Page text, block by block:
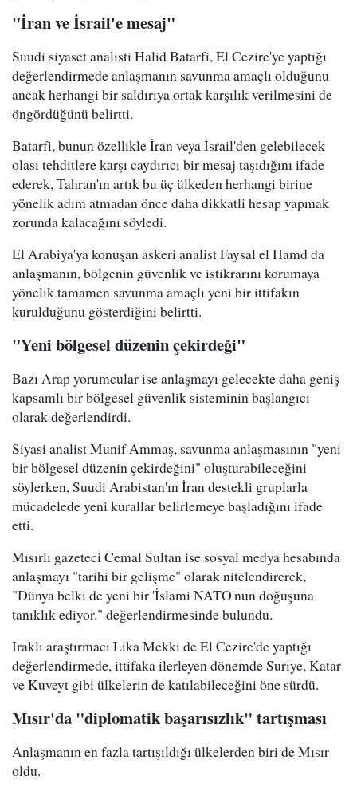
"İran ve İsrail'e mesaj"
Suudi siyaset analisti Halid Batarfi, El Cezire'ye yaptığı
değerlendirmede anlaşmanın savunma amaçlı olduğunu
ancak herhangi bir saldırıya ortak karşılık verilmesini de
öngördüğünü belirtti.
Batarfi, bunun özellikle İran veya İsrail'den gelebilecek
olası tehditlere karşı caydırıcı bir mesaj taşıdığını ifade
ederek, Tahran'ın artık bu üç ülkeden herhangi birine
yönelik adım atmadan önce daha dikkatli hesap yapmak
zorunda kalacağını söyledi.
El Arabiya'ya konuşan askeri analist Faysal el Hamd da
anlaşmanın, bölgenin güvenlik ve istikrarını korumaya
yönelik tamamen savunma amaçlı yeni bir ittifakın
kurulduğunu gösterdiğini belirtti.
"Yeni bölgesel düzenin çekirdeği"
Bazı Arap yorumcular ise anlaşmayı gelecekte daha geniş
kapsamlı bir bölgesel güvenlik sisteminin başlangıcı
olarak değerlendirdi.
Siyasi analist Munif Ammaş, savunma anlaşmasının "yeni
bir bölgesel düzenin çekirdeğini" oluşturabileceğini
söylerken, Suudi Arabistan'ın İran destekli gruplarla
mücadelede yeni kurallar belirlemeye başladığını ifade
etti.
Mısırlı gazeteci Cemal Sultan ise sosyal medya hesabında
anlaşmayı "tarihi bir gelişme" olarak nitelendirerek,
"Dünya belki de yeni bir 'İslami NATO'nun doğuşuna
tanıklık ediyor." değerlendirmesinde bulundu.
Iraklı araştırmacı Lika Mekki de El Cezire'de yaptığı
değerlendirmede, ittifaka ilerleyen dönemde Suriye, Katar
ve Kuveyt gibi ülkelerin de katılabileceğini öne sürdü.
Mısır'da "diplomatik başarısızlık" tartışması
Anlaşmanın en fazla tartışıldığı ülkelerden biri de Mısır
oldu.